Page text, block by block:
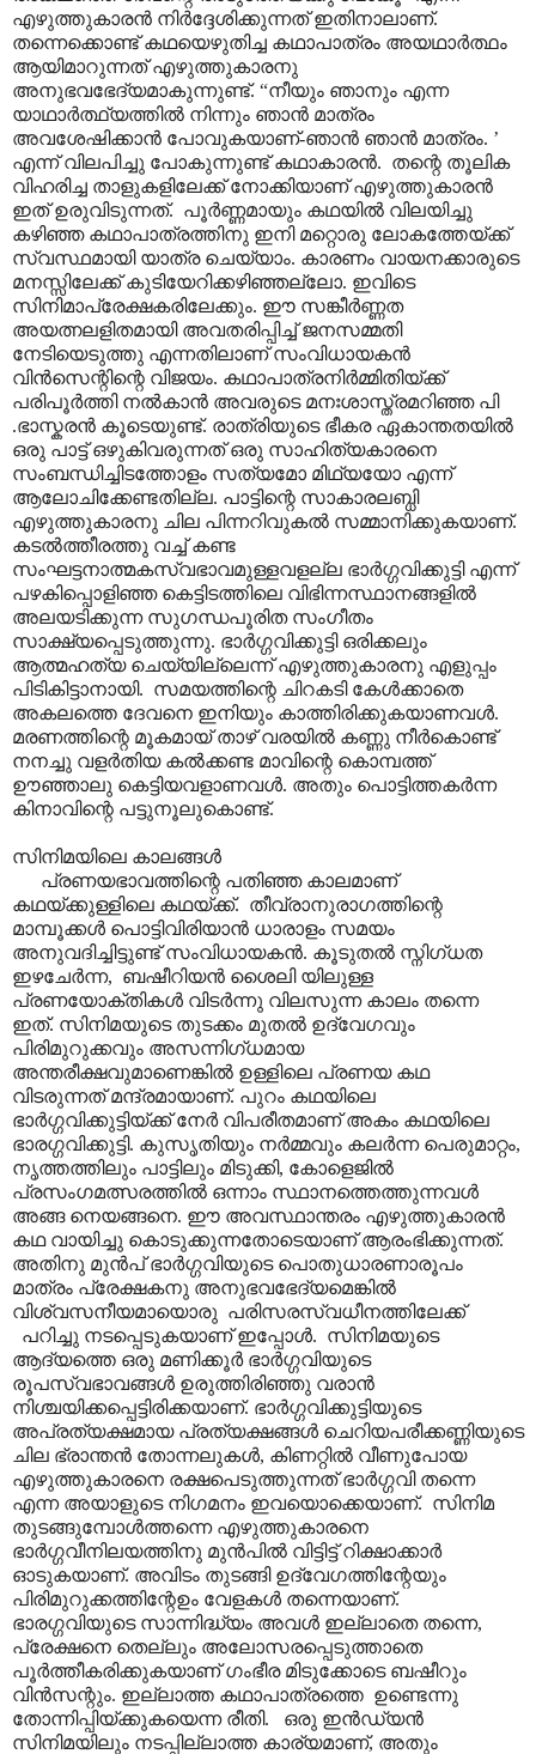
എഴുത്തുകാരൻ നിർദ്ദേശിക്കുന്നത് ഇതിനാലാണ്.
തന്നെക്കൊണ്ട് കഥയെഴുതിച്ച കഥാപാത്രം അയഥാർത്ഥം
ആയിമാറുന്നത് എഴുത്തുകാരനു
അനുഭവഭേദ്യമാകുന്നുണ്ട്. “നീയും ഞാനും എന്ന
യാഥാർത്ഥ്യത്തിൽ നിന്നും ഞാൻ മാത്രം
അവശേഷിക്കാൻ പോവുകയാണ്-ഞാൻ ഞാൻ മാത്രം. ’
എന്ന് വിലപിച്ചു പോകുന്നുണ്ട് കഥാകാരൻ. തന്റെ തൂലിക
വിഹരിച്ച താളുകളിലേക്ക് നോക്കിയാണ് എഴുത്തുകാരൻ
ഇത് ഉരുവിടുന്നത്. പൂർണ്ണമായും കഥയിൽ വിലയിച്ചു
കഴിഞ്ഞ കഥാപാത്രത്തിനു ഇനി മറ്റൊരു ലോകത്തേയ്ക്ക്
സ്വസ്ഥമായി യാത്ര ചെയ്യാം. കാരണം വായനക്കാരുടെ
മനസ്സിലേക്ക് കുടിയേറിക്കഴിഞ്ഞല്ലോ. ഇവിടെ
സിനിമാപ്രേക്ഷകരിലേക്കും. ഈ സങ്കീർണ്ണത
അയത്നലളിതമായി അവതരിപ്പിച്ച് ജനസമ്മതി
നേടിയെടുത്തു എന്നതിലാണ് സംവിധായകൻ
വിൻസെന്റിന്റെ വിജയം. കഥാപാത്രനിർമ്മിതിയ്ക്ക്
പരിപൂർത്തി നൽകാൻ അവരുടെ മനഃശാസ്ത്രമറിഞ്ഞ പി
.ഭാസ്കരൻ കൂടെയുണ്ട്. രാത്രിയുടെ ഭീകര ഏകാന്തതയിൽ
ഒരു പാട്ട് ഒഴുകിവരുന്നത് ഒരു സാഹിത്യകാരനെ
സംബന്ധിച്ചിടത്തോളം സത്യമോ മിഥ്യയോ എന്ന്
ആലോചിക്കേണ്ടതില്ല. പാട്ടിന്റെ സാകാരലബ്ധി
എഴുത്തുകാരനു ചില പിന്നറിവുകൽ സമ്മാനിക്കുകയാണ്.
കടൽത്തീരത്തു വച്ച് കണ്ട
സംഘട്ടനാത്മകസ്വഭാവമുള്ളവളല്ല ഭാർഗ്ഗവിക്കുട്ടി എന്ന്
പഴകിപ്പൊളിഞ്ഞ കെട്ടിടത്തിലെ വിഭിന്നസ്ഥാനങ്ങളിൽ
അലയടിക്കുന്ന സുഗന്ധപൂരിത സംഗീതം
സാക്ഷ്യപ്പെടുത്തുന്നു. ഭാർഗ്ഗവിക്കുട്ടി ഒരിക്കലും
ആത്മഹത്യ ചെയ്യില്ലെന്ന് എഴുത്തുകാരനു എളുപ്പം
പിടികിട്ടാനായി. സമയത്തിന്റെ ചിറകടി കേൾക്കാതെ
അകലത്തെ ദേവനെ ഇനിയും കാത്തിരിക്കുകയാണവൾ.
മരണത്തിന്റെ മൂകമായ് താഴ് വരയിൽ കണ്ണു നീർകൊണ്ട്
നനച്ചു വളർതിയ കൽക്കണ്ട മാവിന്റെ കൊമ്പത്ത്
ഊഞ്ഞാലു കെട്ടിയവളാണവൾ. അതും പൊട്ടിത്തകർന്ന
കിനാവിന്റെ പട്ടുനൂലുകൊണ്ട്.
സിനിമയിലെ കാലങ്ങൾ
പ്രണയഭാവത്തിന്റെ പതിഞ്ഞ കാലമാണ്
കഥയ്ക്കുള്ളിലെ കഥയ്ക്ക്. തീവ്രാനുരാഗത്തിന്റെ
മാമ്പൂക്കൾ പൊട്ടിവിരിയാൻ ധാരാളം സമയം
അനുവദിച്ചിട്ടുണ്ട് സംവിധായകൻ. കൂടുതൽ സ്നിഗ്ധത
ഇഴചേർന്ന, ബഷീറിയൻ ശൈലി യിലുള്ള
പ്രണയോക്തികൾ വിടർന്നു വിലസുന്ന കാലം തന്നെ
ഇത്. സിനിമയുടെ തുടക്കം മുതൽ ഉദ്വേഗവും
പിരിമുറുക്കവും അസന്നിഗ്ധമായ
അന്തരീക്ഷവുമാണെങ്കിൽ ഉള്ളിലെ പ്രണയ കഥ
വിടരുന്നത് മന്ദ്രമായാണ്. പുറം കഥയിലെ
ഭാർഗ്ഗവിക്കുട്ടിയ്ക്ക് നേർ വിപരീതമാണ് അകം കഥയിലെ
ഭാരഗ്ഗവിക്കുട്ടി. കുസൃതിയും നർമ്മവും കലർന്ന പെരുമാറ്റം,
നൃത്തത്തിലും പാട്ടിലും മിടുക്കി, കോളെജിൽ
പ്രസംഗമത്സരത്തിൽ ഒന്നാം സ്ഥാനത്തെത്തുന്നവൾ
അങ്ങ നെയങ്ങനെ. ഈ അവസ്ഥാന്തരം എഴുത്തുകാരൻ
കഥ വായിച്ചു കൊടുക്കുന്നതോടെയാണ് ആരംഭിക്കുന്നത്.
അതിനു മുൻപ് ഭാർഗ്ഗവിയുടെ പൊതുധാരണാരൂപം
മാത്രം പ്രേക്ഷകനു അനുഭവഭേദ്യമെങ്കിൽ
വിശ്വസനീയമായൊരു പരിസരസ്വധീനത്തിലേക്ക്
പറിച്ചു നടപ്പെടുകയാണ് ഇപ്പോൾ. സിനിമയുടെ
ആദ്യത്തെ ഒരു മണിക്കൂർ ഭാർഗ്ഗവിയുടെ
രൂപസ്വഭാവങ്ങൾ ഉരുത്തിരിഞ്ഞു വരാൻ
നിശ്ചയിക്കപ്പെട്ടിരിക്കയാണ്. ഭാർഗ്ഗവിക്കുട്ടിയുടെ
അപ്രത്യക്ഷമായ പ്രത്യക്ഷങ്ങൾ ചെറിയപരീക്കണ്ണിയുടെ
ചില ഭ്രാന്തൻ തോന്നലുകൾ, കിണറ്റിൽ വീണുപോയ
എഴുത്തുകാരനെ രക്ഷപെടുത്തുന്നത് ഭാർഗ്ഗവി തന്നെ
എന്ന അയാളുടെ നിഗമനം ഇവയൊക്കെയാണ്. സിനിമ
തുടങ്ങുമ്പോൾത്തന്നെ എഴുത്തുകാരനെ
ഭാർഗ്ഗവീനിലയത്തിനു മുൻപിൽ വിട്ടിട്ട് റിക്ഷാക്കാർ
ഓടുകയാണ്. അവിടം തുടങ്ങി ഉദ്വേഗത്തിന്റേയും
പിരിമുറുക്കത്തിന്റേഉം വേളകൾ തന്നെയാണ്.
ഭാരഗ്ഗവിയുടെ സാന്നിദ്ധ്യം അവൾ ഇല്ലാതെ തന്നെ,
പ്രേക്ഷനെ തെല്ലും അലോസരപ്പെടുത്താതെ
പൂർത്തീകരിക്കുകയാണ് ഗംഭീര മിടുക്കോടെ ബഷീറും
വിൻസന്റും. ഇല്ലാത്ത കഥാപാത്രത്തെ ഉണ്ടെന്നു
തോന്നിപ്പിയ്ക്കുകയെന്ന രീതി. ഒരു ഇൻഡ്യൻ
സിനിമയിലും നടപ്പില്ലാത്ത കാര്യമാണ്, അതും